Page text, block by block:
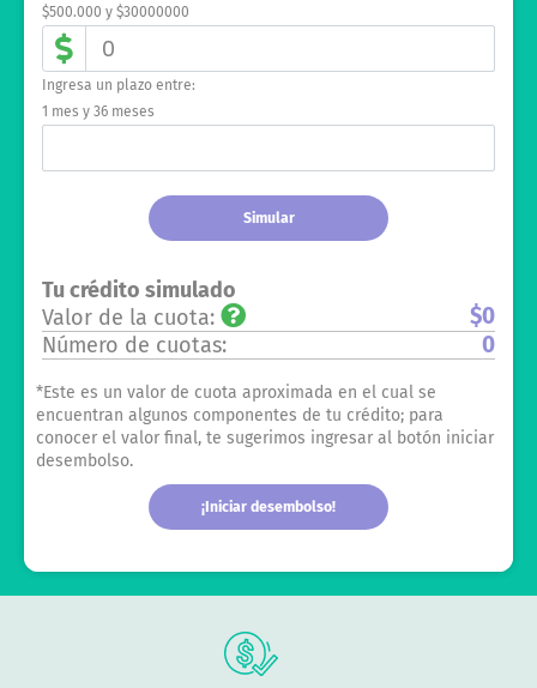
$500.000 y $30000000
Ingresa un plazo entre:
1 mes y 36 meses
Simular
Tu crédito simulado
Valor de la cuota:
$0
Número de cuotas: 0
*Este es un valor de cuota aproximada en el cual se
encuentran algunos componentes de tu crédito; para
conocer el valor final, te sugerimos ingresar al botón iniciar
desembolso.
¡Iniciar desembolso!